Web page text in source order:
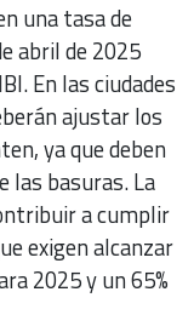
una tasa de
abril de 2025
En las ciudades
ajustar los
ya que deben
las basuras. La
a cumplir
exigen alcanzar
2025 y un 65%